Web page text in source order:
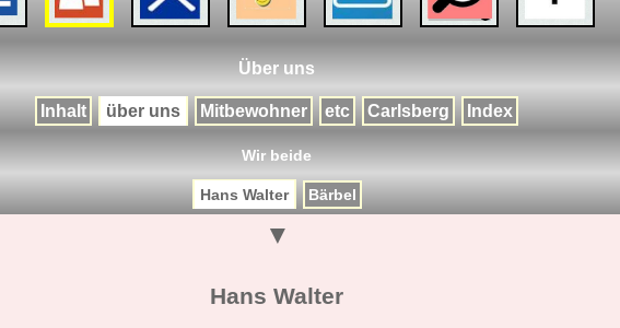
Über uns
Inhalt über uns Mitbewohner etc Carlsberg Index
Wir beide
Hans Walter Bärbel
▼
Hans Walter